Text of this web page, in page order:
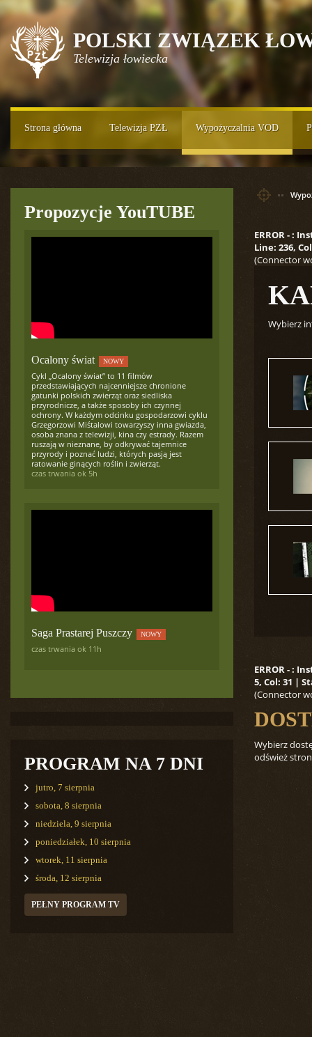
POLSKI ZWIĄZEK
Telewizja łowiecka
Strona główna Telewizja PZŁ Wypożyczalnia VOD
Propozycje YouTUBE
Ocalony świat NOWY
Cykl „Ocalony świat” to 11 filmów
przedstawiających najcenniejsze chronione
gatunki polskich zwierząt oraz siedliska
przyrodnicze, a także sposoby ich czynnej
ochrony. W każdym odcinku gospodarzowi cyklu
Grzegorzowi Miśtalowi towarzyszy inna gwiazda,
osoba znana z telewizji, kina czy estrady. Razem
ruszają w nieznane, by odkrywać tajemnice
przyrody i poznać ludzi, których pasją jest
ratowanie ginących roślin i zwierząt.
czas trwania ok 5h
Saga Prastarej Puszczy NOWY
czas trwania ok 11h
PROGRAM NA 7 DNI
jutro, 7 sierpnia
sobota, 8 sierpnia
niedziela, 9 sierpnia
poniedziałek, 10 sierpnia
wtorek, 11 sierpnia
środa, 12 sierpnia
PEŁNY PROGRAM TV
ERROR - :
Line: 236,
(Connector
Wybierz
ERROR - :
5, Col: 31 |
(Connector
Wybierz
odśwież